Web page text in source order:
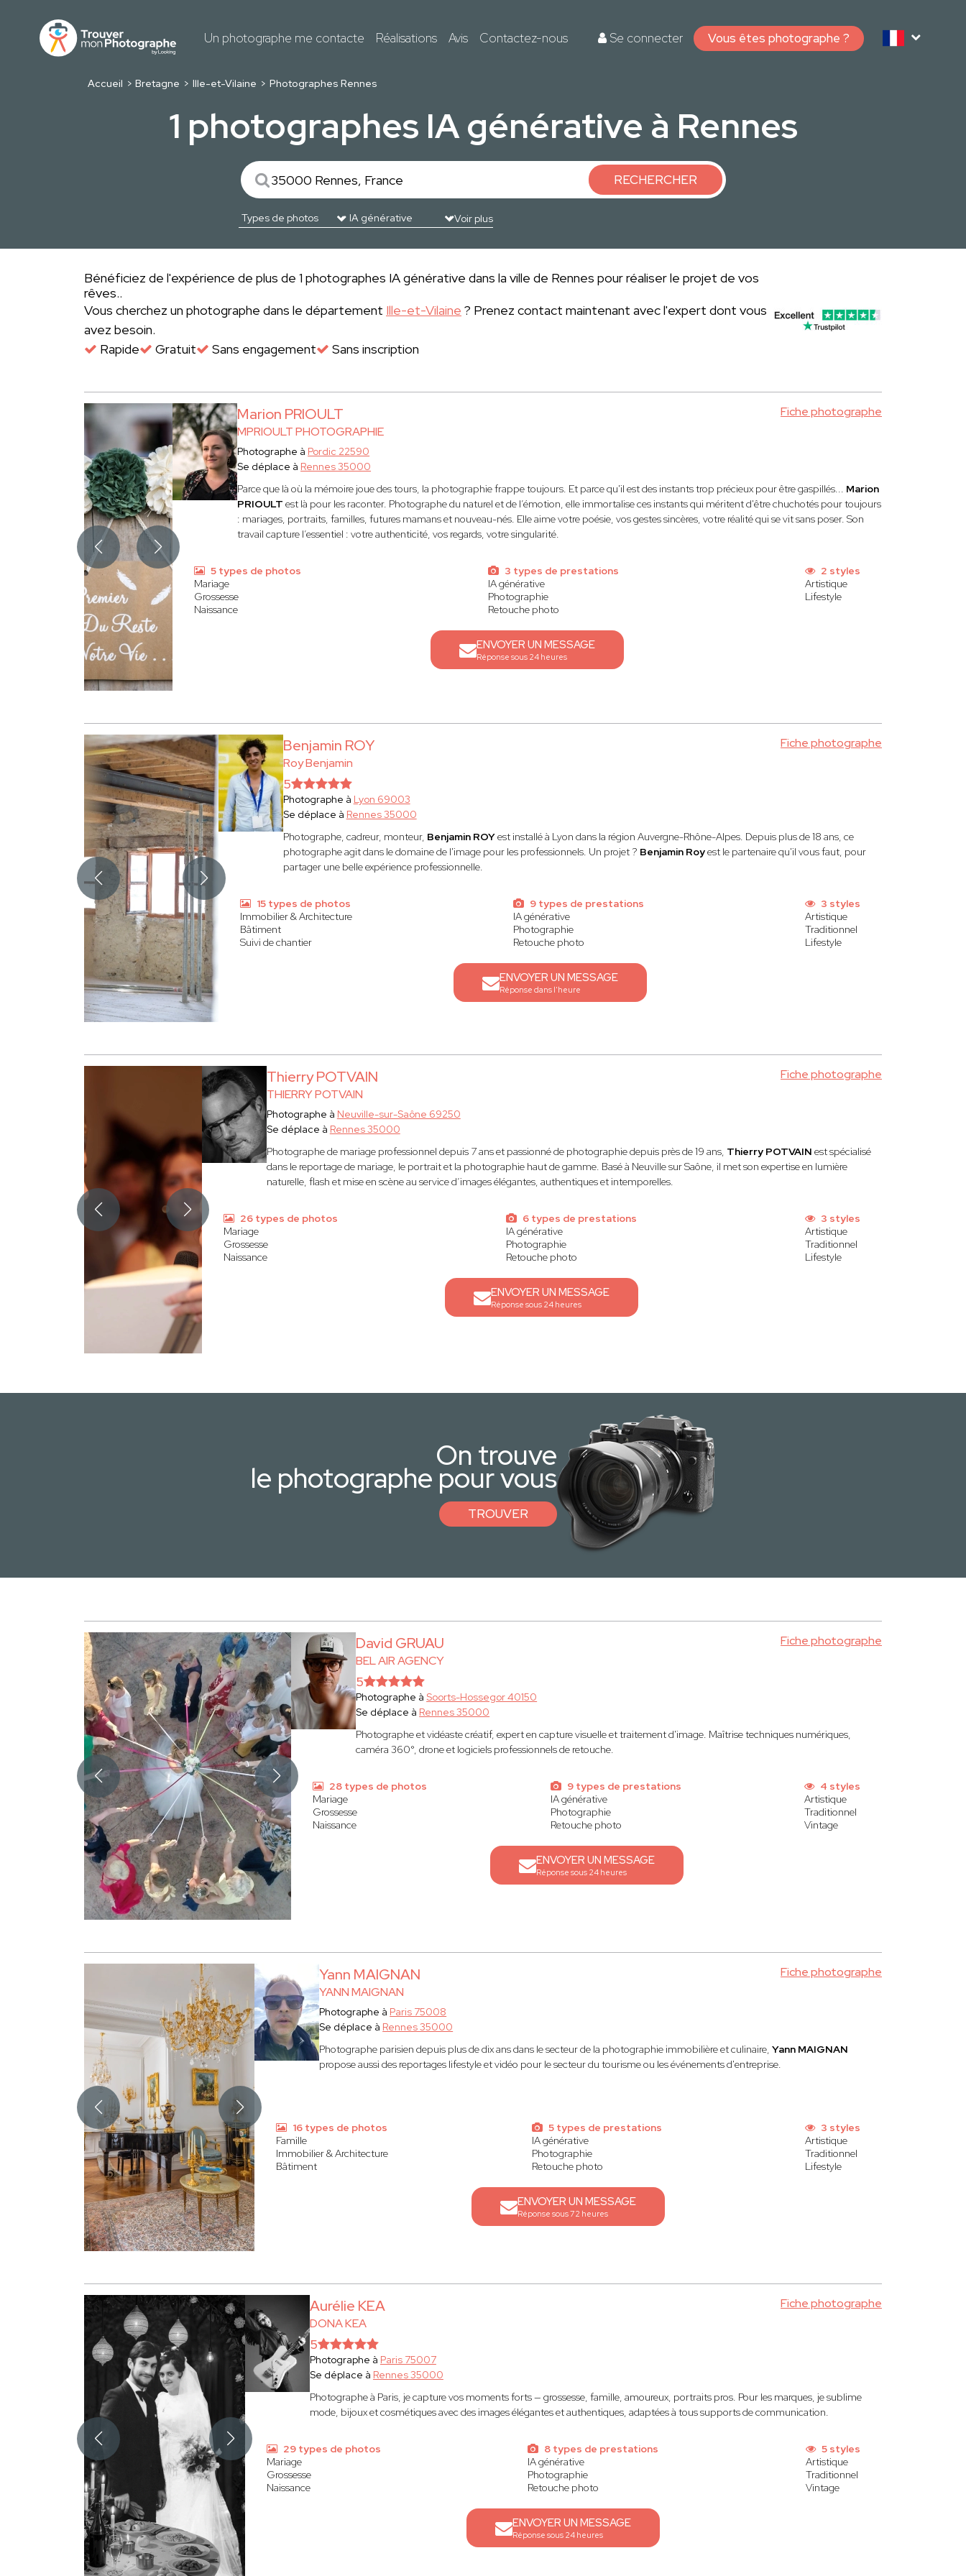
Un photographe me contacte Réalisations Avis Contactez-nous Se connecter Vous êtes photographe ?
Accueil Bretagne Ille-et-Vilaine Photographes Rennes
1 photographes IA générative à Rennes
RECHERCHER
Voir plus
Bénéficiez de l'expérience de plus de 1 photographes IA générative dans la ville de Rennes pour réaliser le projet de vos
rêves..
Vous cherchez un photographe dans le département Ille-et-Vilaine ? Prenez contact maintenant avec l'expert dont vous
avez besoin.
Rapide
Gratuit Sans engagement Sans inscription
Marion PRIOULT
MPRIOULT PHOTOGRAPHIE
Fiche photographe
Photographe à Pordic 22590
Se déplace à Rennes 35000
Parce que là où la mémoire joue des tours, la photographie frappe toujours. Et parce qu'il est des instants trop précieux pour être gaspillés... Marion
PRIOULTest là pour les raconter. Photographe du naturel et de l’émotion, elle immortalise ces instants qui méritent d'être chuchotés pour toujours
: mariages, portraits, familles, futures mamans et nouveau-nés. Elle aime votre poésie, vos gestes sincères, votre réalité qui se vit sans poser. Son
travail capture l’essentiel : votre authenticité, vos regards, votre singularité.
5 types de photos
Mariage
Grossesse
Naissance
3 types de prestations
IA générative
Photographie
Retouche photo
2 styles
Artistique
Lifestyle
ENVOYER UN MESSAGE
Réponse sous 24 heures
Benjamin ROY
Roy Benjamin
Fiche photographe
5
Photographe à Lyon 69003
Se déplace à Rennes 35000
Photographe, cadreur, monteur, Benjamin ROYest installé à Lyon dans la région Auvergne-Rhône-Alpes. Depuis plus de 18 ans, ce
photographe agit dans le domaine de l'image pour les professionnels. Un projet ? Benjamin Royest le partenaire qu'il vous faut, pour
partager une belle expérience professionnelle.
15 types de photos
Immobilier & Architecture
Bâtiment
Suivi de chantier
9 types de prestations
IA générative
Photographie
Retouche photo
3 styles
Artistique
Traditionnel
Lifestyle
ENVOYER UN MESSAGE
Réponse dans l'heure
Thierry POTVAIN
THIERRY POTVAIN
Fiche photographe
Photographe à Neuville-sur-Saône 69250
Se déplace à Rennes 35000
Photographe de mariage professionnel depuis 7 ans et passionné de photographie depuis près de 19 ans, Thierry POTVAIN est spécialisé
dans le reportage de mariage, le portrait et la photographie haut de gamme. Basé à Neuville sur Saône, il met son expertise en lumière
naturelle, flash et mise en scène au service d’images élégantes, authentiques et intemporelles.
26 types de photos
Mariage
Grossesse
Naissance
6 types de prestations
IA générative
Photographie
Retouche photo
3 styles
Artistique
Traditionnel
Lifestyle
ENVOYER UN MESSAGE
Réponse sous 24 heures
On trouve
le photographe pour vous
TROUVER
David GRUAU
BEL AIR AGENCY
Fiche photographe
5
Photographe àSoorts-Hossegor 40150
Se déplace à Rennes 35000
Photographe et vidéaste créatif, expert en capture visuelle et traitement d'image. Maîtrise techniques numériques,
caméra 360°, drone et logiciels professionnels de retouche.
28 types de photos
Mariage
Grossesse
Naissance
9 types de prestations
IA générative
Photographie
Retouche photo
4 styles
Artistique
Traditionnel
Vintage
ENVOYER UN MESSAGE
Réponse sous 24 heures
Yann MAIGNAN
YANN MAIGNAN
Fiche photographe
Photographe à Paris 75008
Se déplace à Rennes 35000
Photographe parisien depuis plus de dix ans dans le secteur de la photographie immobilière et culinaire,Yann MAIGNAN
propose aussi des reportages lifestyle et vidéo pour le secteur du tourisme ou les événements d'entreprise.
16 types de photos
Famille
Immobilier & Architecture
Bâtiment
5 types de prestations
IA générative
Photographie
Retouche photo
3 styles
Artistique
Traditionnel
Lifestyle
ENVOYER UN MESSAGE
Réponse sous 72 heures
Aurélie KEA
DONA KEA
Fiche photographe
5
Photographe à Paris 75007
Se déplace à Rennes 35000
Photographe à Paris, je capture vos moments forts — grossesse, famille, amoureux, portraits pros. Pour les marques, je sublime
mode, bijoux et cosmétiques avec des images élégantes et authentiques, adaptées à tous supports de communication.
29 types de photos
Mariage
Grossesse
Naissance
8 types de prestations
IA générative
Photographie
Retouche photo
5 styles
Artistique
Traditionnel
Vintage
ENVOYER UN MESSAGE
Réponse sous 24 heures